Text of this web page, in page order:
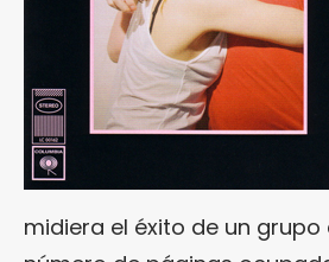
midiera el éxito de un grupo